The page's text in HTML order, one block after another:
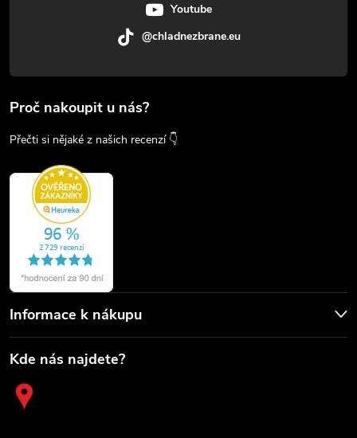
Youtube
@chladnezbrane.eu
Proč nakoupit u nás?
Přečti si nějaké z našich recenzí 👇
Informace k nákupu
Kde nás najdete?